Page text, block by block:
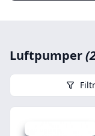
Luftpumper